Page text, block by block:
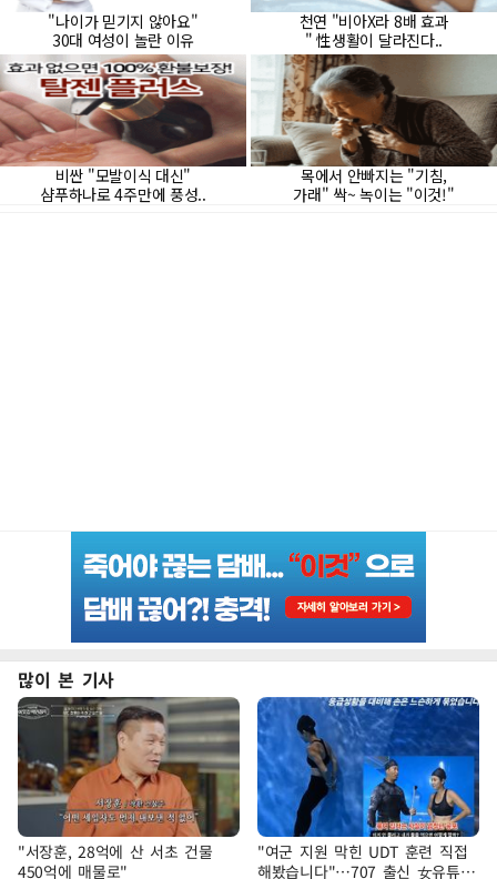
많이 본 기사
"서장훈, 28억에 산 서초 건물
450억에 매물로"
"여군 지원 막힌 UDT 훈련 직접
해봤습니다"…707 출신 女유튜버